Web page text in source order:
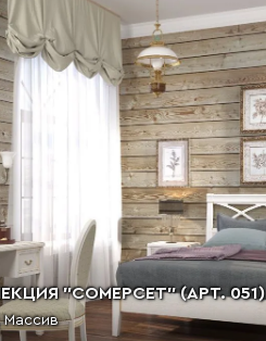
"СОМЕРСЕТ" (АРТ. 051)
Массив